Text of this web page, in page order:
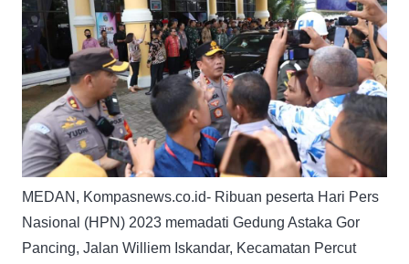
MEDAN, Kompasnews.co.id- Ribuan peserta Hari Pers
Nasional (HPN) 2023 memadati Gedung Astaka Gor
Pancing, Jalan Williem Iskandar, Kecamatan Percut